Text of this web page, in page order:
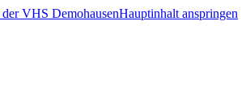
Hauptinhalt anspringen